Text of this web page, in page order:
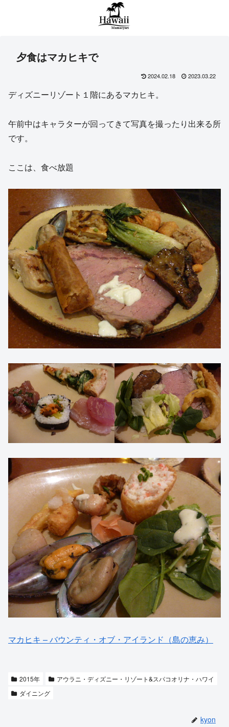
夕食はマカヒキで
2024.02.18 2023.03.22
ディズニーリゾート１階にあるマカヒキ。
午前中はキャラターが回ってきて写真を撮ったり出来る所
です。
ここは、食べ放題
マカヒキ – バウンティ・オブ・アイランド（島の恵み）
2015年
アウラニ・ディズニー・リゾート&スパコオリナ・ハワイ
ダイニング
kyon